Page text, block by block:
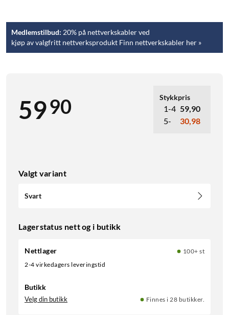
Medlemstilbud: 20% på nettverkskabler ved
kjøp av valgfritt nettverksprodukt Finn nettverkskabler her »
5990 Stykkpris
1-4 59,90
5-
30,98
Valgt variant
Svart
Lagerstatus nett og i butikk
Nettlager
100+ st
2-4 virkedagers leveringstid
Butikk
Velg din butikk Finnes i 28 butikker.